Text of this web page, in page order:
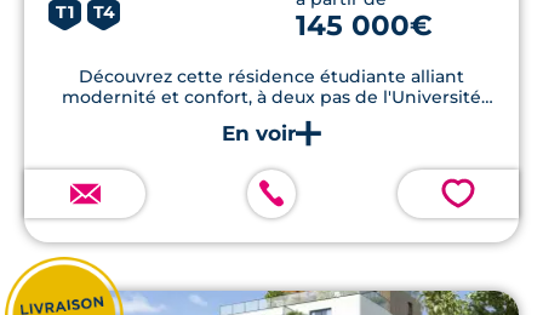
T1 T4 145 000€
Découvrez cette résidence étudiante alliant
modernité et confort, à deux pas de l'Université
Rennes 2, avec des logements conformes aux
normes énergétiques RE2020.
💗